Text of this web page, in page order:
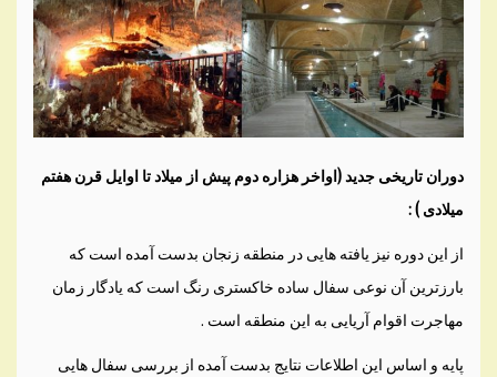
دوران تاريخی جديد (اواخر هزاره دوم پيش از ميلاد تا اوايل قرن هفتم
ميلادی ) :
از اين دوره نيز يافته هايی در منطقه زنجان بدست آمده است که
بارزترين آن نوعی سفال ساده خاکستری رنگ است که يادگار زمان
مهاجرت اقوام آريايی به اين منطقه است .
پايه و اساس اين اطلاعات نتايج بدست آمده از بررسی سفال هايی